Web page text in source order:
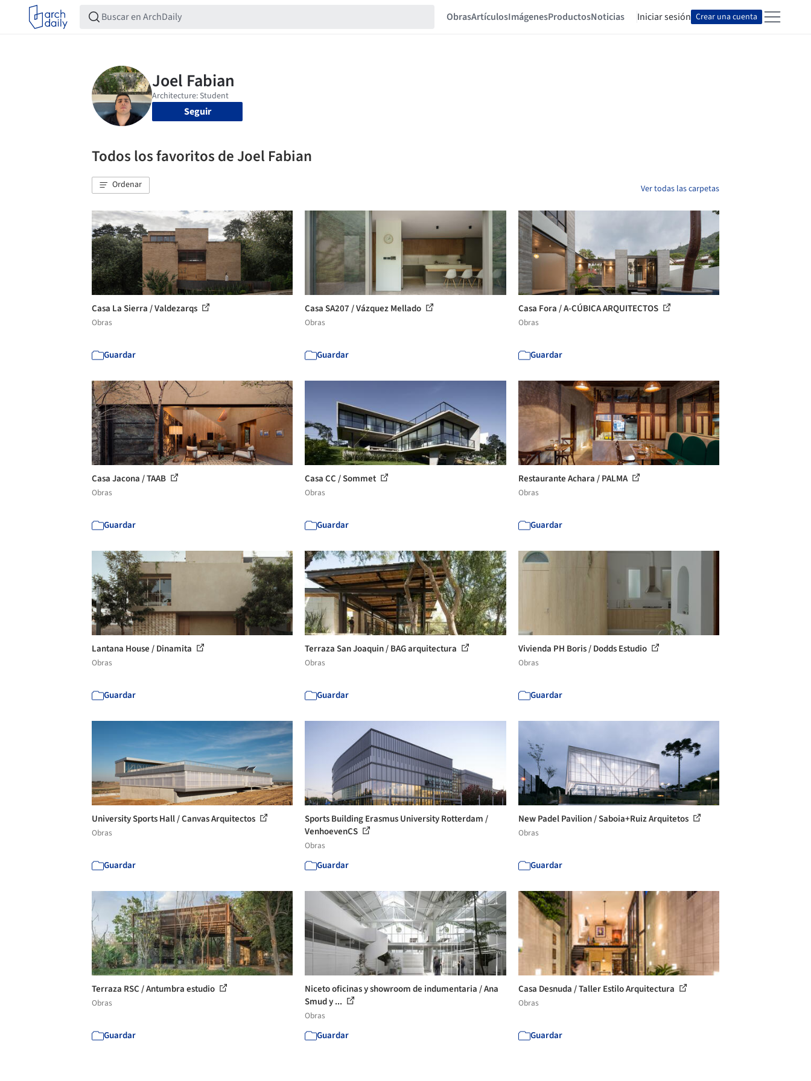
ObrasArtículosImágenesProductosNoticias Iniciar sesión Crear una cuenta
Seguir
Todos los favoritos de Joel Fabian
Ordenar Ver todas las carpetas
Casa La Sierra / Valdezarqs
Obras
Guardar
Casa SA207 / Vázquez Mellado
Obras
Guardar
Casa Fora / A-CÚBICA ARQUITECTOS
Obras
Guardar
Casa Jacona / TAAB
Obras
Guardar
Casa CC / Sommet
Obras
Guardar
Restaurante Achara / PALMA
Obras
Guardar
Lantana House / Dinamita
Obras
Guardar
Terraza San Joaquin / BAG arquitectura
Obras
Guardar
Vivienda PH Boris / Dodds Estudio
Obras
Guardar
University Sports Hall / Canvas Arquitectos
Obras
Guardar
Sports Building Erasmus University Rotterdam /
VenhoevenCS
Obras
Guardar
New Padel Pavilion / Saboia+Ruiz Arquitetos
Obras
Guardar
Terraza RSC / Antumbra estudio
Obras
Guardar
Niceto oficinas y showroom de indumentaria / Ana
Smud y ...
Obras
Guardar
Casa Desnuda / Taller Estilo Arquitectura
Obras
Guardar